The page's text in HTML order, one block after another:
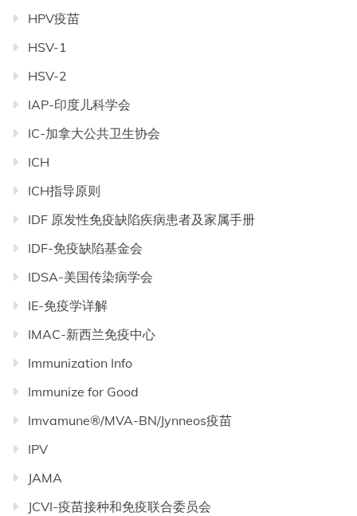
HPV疫苗
HSV-1
HSV-2
IAP-印度儿科学会
IC-加拿大公共卫生协会
ICH
ICH指导原则
IDF 原发性免疫缺陷疾病患者及家属手册
IDF-免疫缺陷基金会
IDSA-美国传染病学会
IE-免疫学详解
IMAC-新西兰免疫中心
Immunization Info
Immunize for Good
Imvamune®/MVA-BN/Jynneos疫苗
IPV
JAMA
JCVI-疫苗接种和免疫联合委员会